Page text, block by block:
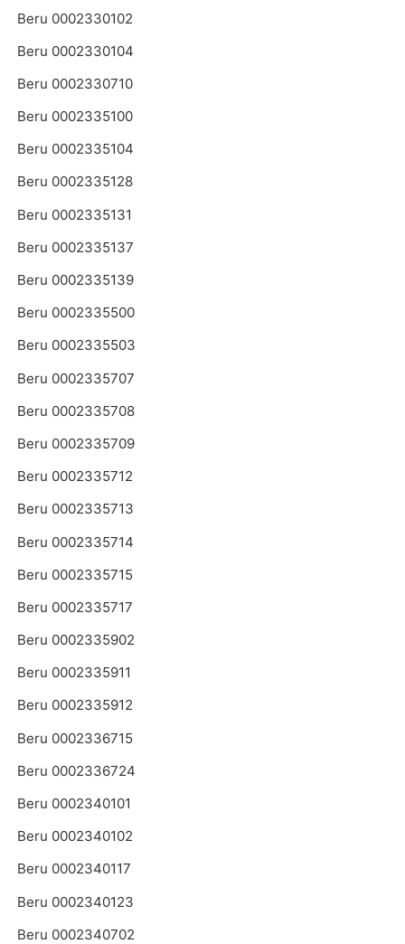
Beru 0002330102
Beru 0002330104
Beru 0002330710
Beru 0002335100
Beru 0002335104
Beru 0002335128
Beru 0002335131
Beru 0002335137
Beru 0002335139
Beru 0002335500
Beru 0002335503
Beru 0002335707
Beru 0002335708
Beru 0002335709
Beru 0002335712
Beru 0002335713
Beru 0002335714
Beru 0002335715
Beru 0002335717
Beru 0002335902
Beru 0002335911
Beru 0002335912
Beru 0002336715
Beru 0002336724
Beru 0002340101
Beru 0002340102
Beru 0002340117
Beru 0002340123
Beru 0002340702